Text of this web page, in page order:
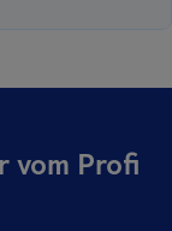
vom Profi